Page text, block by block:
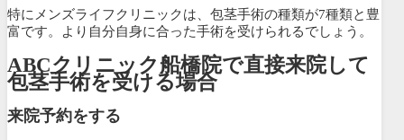
特にメンズライフクリニックは、包茎手術の種類が7種類と豊
富です。より自分自身に合った手術を受けられるでしょう。
ABCクリニック船橋院で直接来院して
包茎手術を受ける場合
来院予約をする